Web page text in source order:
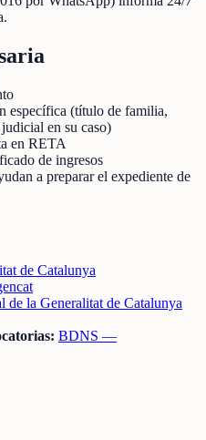
específica (título de familia,
en su caso)
en RETA
de ingresos
a preparar el expediente de
de Catalunya
de la Generalitat de Catalunya
BDNS —